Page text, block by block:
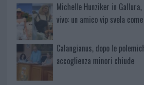
Michelle Hunziker in
vivo: un amico vip svela
Calangianus, dopo le
accoglienza minori chiude